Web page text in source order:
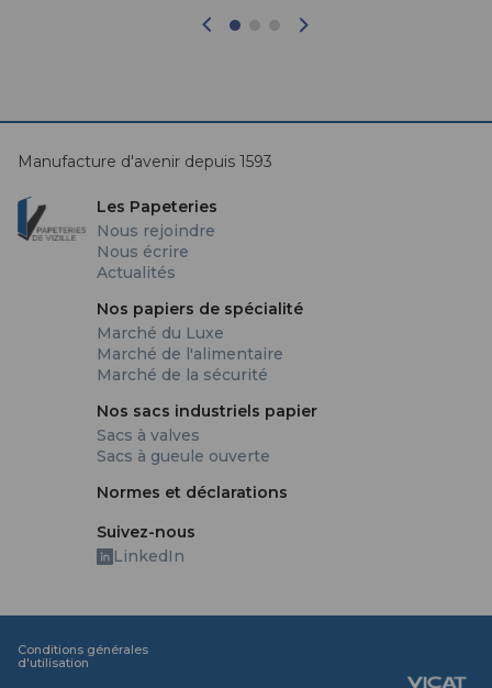
Manufacture d'avenir depuis 1593
Les Papeteries
Nous rejoindre
Nous écrire
Actualités
Nos papiers de spécialité
Marché du Luxe
Marché de l'alimentaire
Marché de la sécurité
Nos sacs industriels papier
Sacs à valves
Sacs à gueule ouverte
Normes et déclarations
Suivez-nous
LinkedIn
Conditions générales
d'utilisation